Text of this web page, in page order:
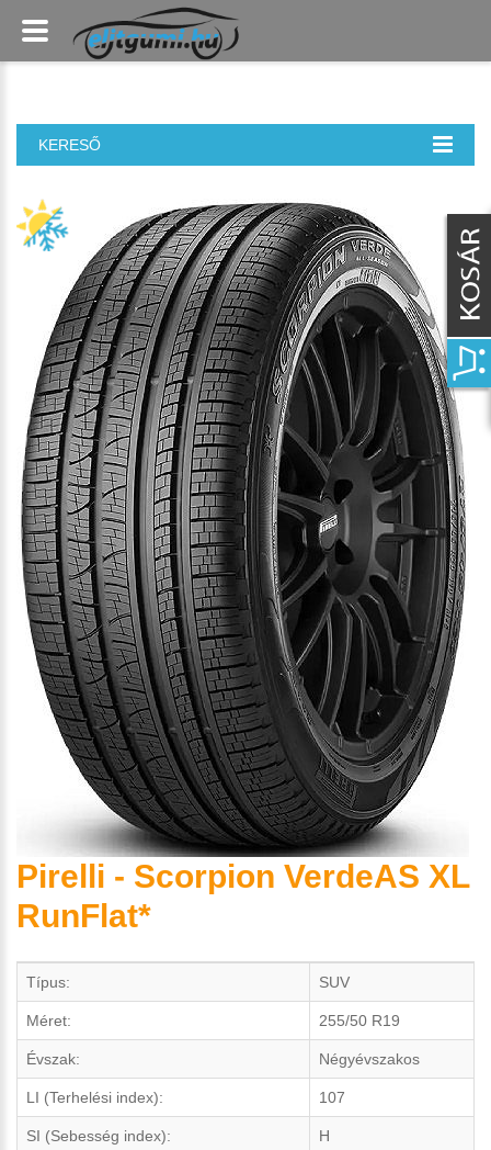
KERESŐ
Pirelli - Scorpion VerdeAS XL
RunFlat*
Típus: SUV
Méret: 255/50 R19
Évszak: Négyévszakos
LI (Terhelési index): 107
SI (Sebesség index): H